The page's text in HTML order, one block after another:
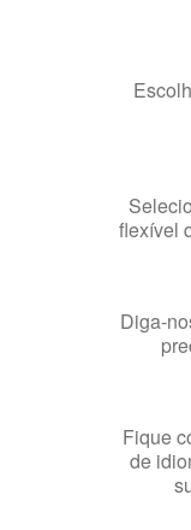
flexível
Diga-
Fique
de